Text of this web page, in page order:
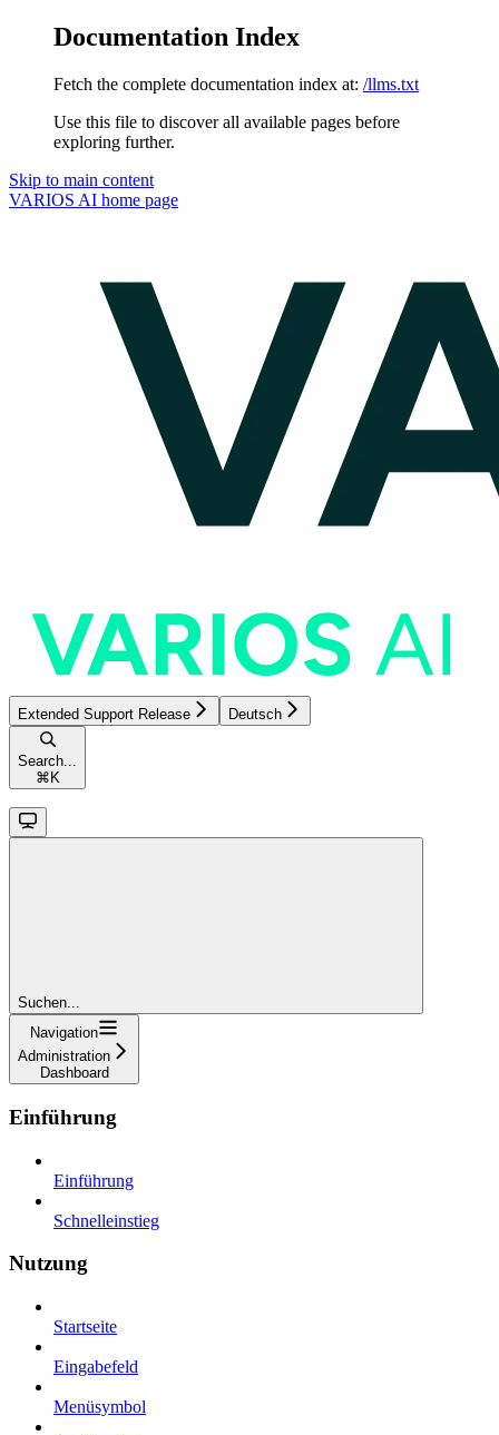
Documentation Index
Fetch the complete documentation index at: /llms.txt
Use this file to discover all available pages before
exploring further.
Skip to main content
VARIOS AI home page
Extended Support Release Deutsch
Search...
⌘ K
Suchen...
Navigation
Administration
Dashboard
Einführung
Einführung
Schnelleinstieg
Nutzung
Startseite
Eingabefeld
Menüsymbol